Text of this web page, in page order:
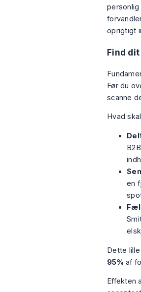
oprigtigt
Find
Før du
scanne
Hvad
en
Dette
95% af
Effekten